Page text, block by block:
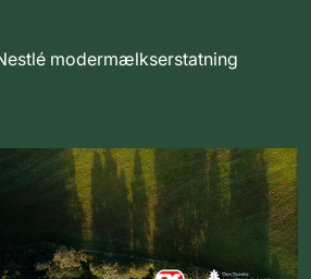
modermælkserstatning